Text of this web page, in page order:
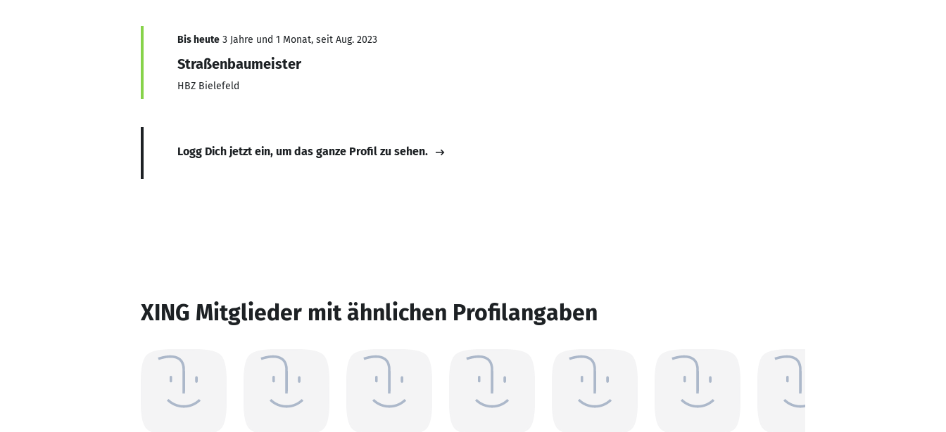
Bis heute 3 Jahre und 1 Monat, seit Aug. 2023
Straßenbaumeister
HBZ Bielefeld
Logg Dich jetzt ein, um das ganze Profil zu sehen.
XING Mitglieder mit ähnlichen Profilangaben